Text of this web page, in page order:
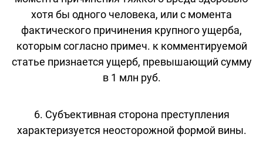
хотя бы одного человека, или с момента
фактического причинения крупного ущерба,
которым согласно примеч. к комментируемой
статье признается ущерб, превышающий сумму
в 1 млн руб.
6. Субъективная сторона преступления
характеризуется неосторожной формой вины.